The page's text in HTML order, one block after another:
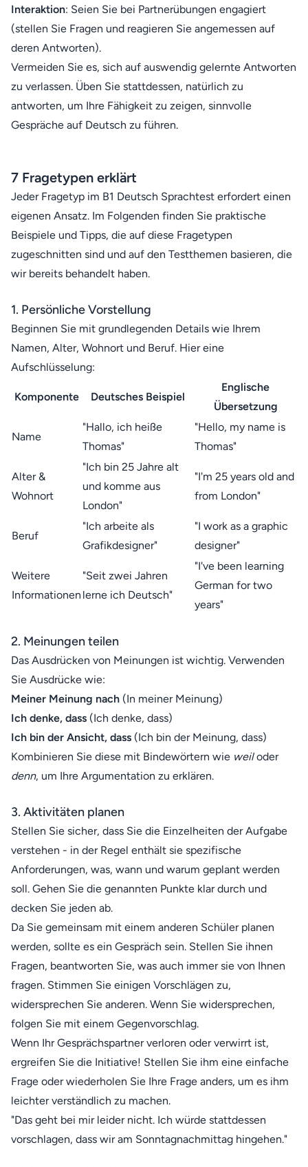
Interaktion: Seien Sie bei Partnerübungen engagiert
(stellen Sie Fragen und reagieren Sie angemessen auf
deren Antworten).
Vermeiden Sie es, sich auf auswendig gelernte Antworten
zu verlassen. Üben Sie stattdessen, natürlich zu
antworten, um Ihre Fähigkeit zu zeigen, sinnvolle
Gespräche auf Deutsch zu führen.
7 Fragetypen erklärt
Jeder Fragetyp im B1 Deutsch Sprachtest erfordert einen
eigenen Ansatz. Im Folgenden finden Sie praktische
Beispiele und Tipps, die auf diese Fragetypen
zugeschnitten sind und auf den Testthemen basieren, die
wir bereits behandelt haben.
1. Persönliche Vorstellung
Beginnen Sie mit grundlegenden Details wie Ihrem
Namen, Alter, Wohnort und Beruf. Hier eine
Aufschlüsselung:
Komponente Deutsches Beispiel
Englische
Übersetzung
Name
"Hallo, ich heiße
Thomas"
"Hello, my name is
Thomas"
Alter &
Wohnort
"Ich bin 25 Jahre alt
und komme aus
London"
"I'm 25 years old and
from London"
Beruf
"Ich arbeite als
Grafikdesigner"
"I work as a graphic
designer"
Weitere
Informationen
"Seit zwei Jahren
lerne ich Deutsch"
"I've been learning
German for two
years"
2. Meinungen teilen
Das Ausdrücken von Meinungen ist wichtig. Verwenden
Sie Ausdrücke wie:
Meiner Meinung nach (In meiner Meinung)
Ich denke, dass (Ich denke, dass)
Ich bin der Ansicht, dass (Ich bin der Meinung, dass)
Kombinieren Sie diese mit Bindewörtern wie weiloder
denn, um Ihre Argumentation zu erklären.
3. Aktivitäten planen
Stellen Sie sicher, dass Sie die Einzelheiten der Aufgabe
verstehen - in der Regel enthält sie spezifische
Anforderungen, was, wann und warum geplant werden
soll. Gehen Sie die genannten Punkte klar durch und
decken Sie jeden ab.
Da Sie gemeinsam mit einem anderen Schüler planen
werden, sollte es ein Gespräch sein. Stellen Sie ihnen
Fragen, beantworten Sie, was auch immer sie von Ihnen
fragen. Stimmen Sie einigen Vorschlägen zu,
widersprechen Sie anderen. Wenn Sie widersprechen,
folgen Sie mit einem Gegenvorschlag.
Wenn Ihr Gesprächspartner verloren oder verwirrt ist,
ergreifen Sie die Initiative! Stellen Sie ihm eine einfache
Frage oder wiederholen Sie Ihre Frage anders, um es ihm
leichter verständlich zu machen.
"Das geht bei mir leider nicht. Ich würde stattdessen
vorschlagen, dass wir am Sonntagnachmittag hingehen."